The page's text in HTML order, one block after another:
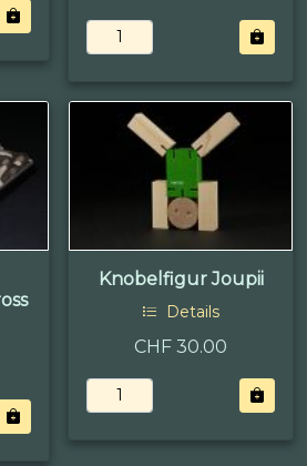
Knobelfigur Joupii
Details
CHF 30.00